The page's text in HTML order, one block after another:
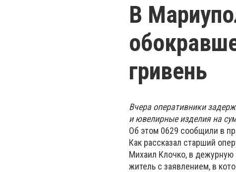
В
гривень
Вчера оперативники
и ювелирные изделия на
Об этом 0629 сообщили в
Как рассказал старший
Михаил Клочко, в дежурную
житель с заявлением, в